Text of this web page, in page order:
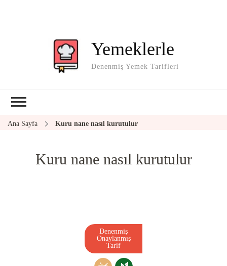
Yemeklerle
Denenmiş Yemek Tarifleri
Ana Sayfa Kuru nane nasıl kurutulur
Kuru nane nasıl kurutulur
Denenmiş
Onaylanmış
Tarif